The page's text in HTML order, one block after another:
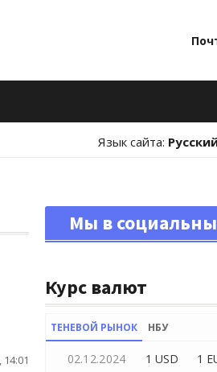
Язык сайта:
14:01
Мы в
Курс валют
ТЕНЕВОЙ РЫНОК НБУ
02.12.2024 1 USD 1